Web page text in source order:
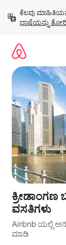
ಹೋಗಿ
ಕೆಲವು
ಭಾಷೆಯನ್ನು
ವಸತಿಗಳು
Airbnb ಯಲ್ಲಿ
ಮಾಡಿ